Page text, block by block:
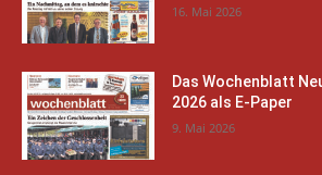
16. Mai 2026
Das Wochenblatt
2026 als E-Paper
9. Mai 2026